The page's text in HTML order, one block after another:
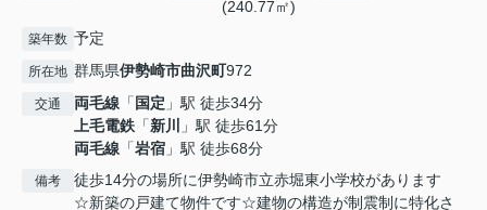
(240.77㎡)
築年数 予定
所在地 群馬県伊勢崎市曲沢町972
交通 両毛線 「 国定 」駅 徒歩34分
上毛電鉄 「新川
」駅 徒歩61分
両毛線 「岩宿 」駅 徒歩68分
備考
徒歩14分の場所に伊勢崎市立赤堀東小学校があります
☆新築の戸建て物件です☆建物の構造が制震制に特化さ